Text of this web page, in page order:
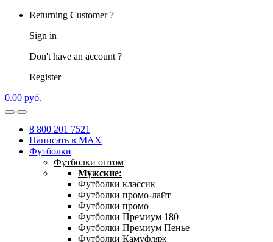
Returning Customer ?
Sign in
Don't have an account ?
Register
0.00 руб.
8 800 201 7521
Написать в MAX
Футболки
Футболки оптом
Мужские:
Футболки классик
Футболки промо-лайт
Футболки промо
Футболки Премиум 180
Футболки Премиум Пенье
Футболки Камуфляж